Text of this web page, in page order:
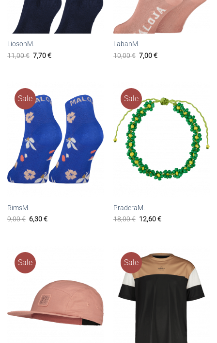
LiosonM.
11,00€ 7,70€
LabanM.
10,00€ 7,00€
Sale
RimsM.
9,00€ 6,30€
Sale
PraderaM.
18,00€ 12,60€
Sale Sale